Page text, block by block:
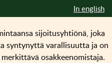
In english
sijoitusyhtiönä, joka
syntynyttä varallisuutta ja on
osakkeenomistaja.